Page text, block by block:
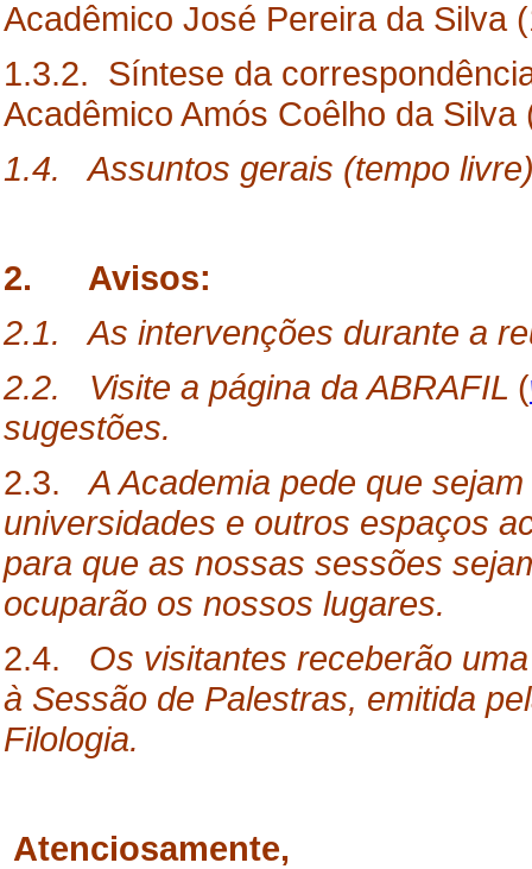
Acadêmico José Pereira da Silva
1.3.2. Síntese da
Acadêmico Amós Coêlho da Silva
1.4. Assuntos gerais (tempo
2. Avisos:
2.1. As intervenções durante a
2.2. Visite a página da ABRAFIL (
sugestões.
2.3.A Academia pede que
universidades e outros espaços
para que as nossas sessões
ocuparão os nossos lugares.
2.4. Os visitantes receberão
à Sessão de Palestras, emitida
Filologia.
Atenciosamente,